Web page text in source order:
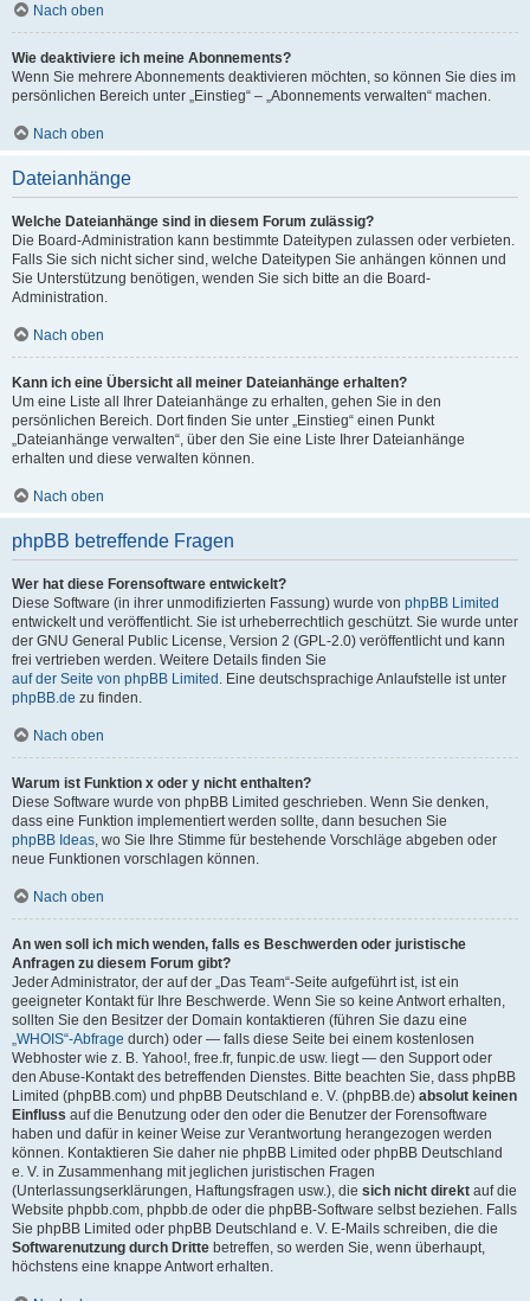
Nach oben
Wie deaktiviere ich meine Abonnements?
Wenn Sie mehrere Abonnements deaktivieren möchten, so können Sie dies im
persönlichen Bereich unter „Einstieg“ – „Abonnements verwalten“ machen.
Nach oben
Dateianhänge
Welche Dateianhänge sind in diesem Forum zulässig?
Die Board-Administration kann bestimmte Dateitypen zulassen oder verbieten.
Falls Sie sich nicht sicher sind, welche Dateitypen Sie anhängen können und
Sie Unterstützung benötigen, wenden Sie sich bitte an die Board-
Administration.
Nach oben
Kann ich eine Übersicht all meiner Dateianhänge erhalten?
Um eine Liste all Ihrer Dateianhänge zu erhalten, gehen Sie in den
persönlichen Bereich. Dort finden Sie unter „Einstieg“ einen Punkt
„Dateianhänge verwalten“, über den Sie eine Liste Ihrer Dateianhänge
erhalten und diese verwalten können.
Nach oben
phpBB betreffende Fragen
Wer hat diese Forensoftware entwickelt?
Diese Software (in ihrer unmodifizierten Fassung) wurde von phpBB Limited
entwickelt und veröffentlicht. Sie ist urheberrechtlich geschützt. Sie wurde unter
der GNU General Public License, Version 2 (GPL-2.0) veröffentlicht und kann
frei vertrieben werden. Weitere Details finden Sie
auf der Seite von phpBB Limited . Eine deutschsprachige Anlaufstelle ist unter
phpBB.de zu finden.
Nach oben
Warum ist Funktion x oder y nicht enthalten?
Diese Software wurde von phpBB Limited geschrieben. Wenn Sie denken,
dass eine Funktion implementiert werden sollte, dann besuchen Sie
phpBB Ideas, wo Sie Ihre Stimme für bestehende Vorschläge abgeben oder
neue Funktionen vorschlagen können.
Nach oben
An wen soll ich mich wenden, falls es Beschwerden oder juristische
Anfragen zu diesem Forum gibt?
Jeder Administrator, der auf der „Das Team“-Seite aufgeführt ist, ist ein
geeigneter Kontakt für Ihre Beschwerde. Wenn Sie so keine Antwort erhalten,
sollten Sie den Besitzer der Domain kontaktieren (führen Sie dazu eine
„WHOIS“-Abfrage durch) oder — falls diese Seite bei einem kostenlosen
Webhoster wie z. B. Yahoo!, free.fr, funpic.de usw. liegt — den Support oder
den Abuse-Kontakt des betreffenden Dienstes. Bitte beachten Sie, dass phpBB
Limited (phpBB.com) und phpBB Deutschland e. V. (phpBB.de) absolut keinen
Einfluss auf die Benutzung oder den oder die Benutzer der Forensoftware
haben und dafür in keiner Weise zur Verantwortung herangezogen werden
können. Kontaktieren Sie daher nie phpBB Limited oder phpBB Deutschland
e. V. in Zusammenhang mit jeglichen juristischen Fragen
(Unterlassungserklärungen, Haftungsfragen usw.), die sich nicht direkt auf die
Website phpbb.com, phpbb.de oder die phpBB-Software selbst beziehen. Falls
Sie phpBB Limited oder phpBB Deutschland e. V. E-Mails schreiben, die die
Softwarenutzung durch Dritte betreffen, so werden Sie, wenn überhaupt,
höchstens eine knappe Antwort erhalten.